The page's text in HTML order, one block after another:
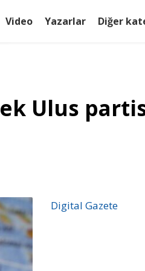
Video Yazarlar Diğer
Ulus
Digital Gazete